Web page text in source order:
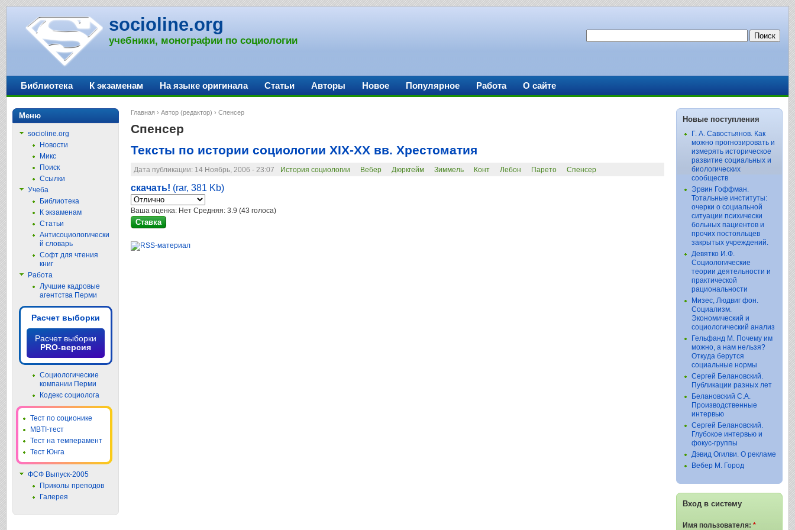
socioline.org
учебники, монографии по социологии
Главная › Автор (редактор) › Спенсер
Спенсер
Тексты по истории социологии XIX-XX вв. Хрестоматия
Дата публикации: 14 Ноябрь, 2006 - 23:07 История социологии Вебер Дюркгейм Зиммель Конт Лебон Парето Спенсер
скачать! (rar, 381 Kb)
Ваша оценка: Нет Средняя: 3.9 (43 голоса)
Библиотека К экзаменам На языке оригинала Статьи Авторы Новое Популярное Работа О сайте
Меню
socioline.org
Новости
Микс
Поиск
Ссылки
Учеба
Библиотека
К экзаменам
Статьи
Антисоциологически
й словарь
Софт для чтения
книг
Работа
Лучшие кадровые
агентства Перми
Расчет выборки
Расчет выборки
PRO-версия
Социологические
компании Перми
Кодекс социолога
Тест по соционике
MBTI-тест
Тест на темперамент
Тест Юнга
ФСФ Выпуск-2005
Приколы преподов
Галерея
Новые поступления
Г. А. Савостьянов. Как
можно прогнозировать и
измерять историческое
развитие социальных и
биологических
сообществ
Эрвин Гоффман.
Тотальные институты:
очерки о социальной
ситуации психически
больных пациентов и
прочих постояльцев
закрытых учреждений.
Девятко И.Ф.
Социологические
теории деятельности и
практической
рациональности
Мизес, Людвиг фон.
Социализм.
Экономический и
социологический анализ
Гельфанд М. Почему им
можно, а нам нельзя?
Откуда берутся
социальные нормы
Сергей Белановский.
Публикации разных лет
Белановский С.А.
Производственные
интервью
Сергей Белановский.
Глубокое интервью и
фокус-группы
Дэвид Огилви. О рекламе
Вебер М. Город
Вход в систему
Имя пользователя: *